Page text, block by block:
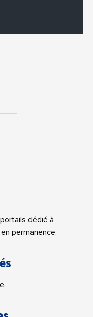
dédié à
permanence.